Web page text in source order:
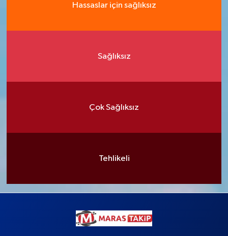
Hassaslar için sağlıksız
Sağlıksız
Çok Sağlıksız
Tehlikeli